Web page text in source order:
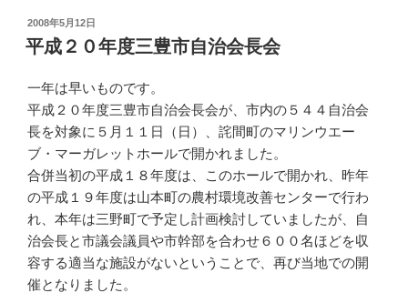
投
稿
日:
2008年5月12日
平成２０年度三豊市自治会長会
一年は早いものです。
平成２０年度三豊市自治会長会が、市内の５４４自治会
長を対象に５月１１日（日）、詫間町のマリンウエー
ブ・マーガレットホールで開かれました。
合併当初の平成１８年度は、このホールで開かれ、昨年
の平成１９年度は山本町の農村環境改善センターで行わ
れ、本年は三野町で予定し計画検討していましたが、自
治会長と市議会議員や市幹部を合わせ６００名ほどを収
容する適当な施設がないということで、再び当地での開
催となりました。